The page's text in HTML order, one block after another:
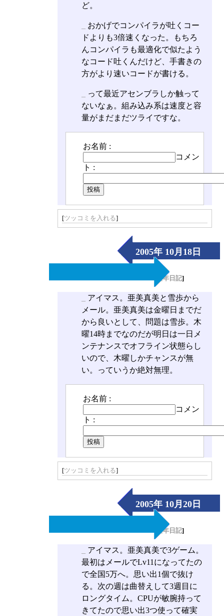
ど。
おかげでコンパイラが吐くコー
ドよりも3倍速くなった。もちろ
んコンパイラも最適化で似たよう
なコード吐くんだけど、手書きの
方がより速いコードが書ける。
って最近アセンブラしか触って
ないなぁ。組み込み系は速度と容
量がまだまだツライですな。
お名前 :
コメン
ト :
[ツッコミを入れる]
2005年 10月18日
（Tue）
長年日記]
アイマス。亜美真美と雪歩から
メール。亜美真美は金曜日までだ
から良いとして、問題は雪歩。木
曜14時までなのだが明日は一日メ
ンテナンスでオフライン状態らし
いので、木曜しかチャンスが無
い。っていうか絶対無理。
お名前 :
コメン
ト :
[ツッコミを入れる]
2005年 10月20日
（Thu）
長年日記]
アイマス。亜美真美で3ゲーム。
最初はメールでLv11になってたの
で全国5万へ。思い出1個で抜け
る。次の週は曲替えして3週目に
ロングタイム。CPUが敏腕持って
きてたので思い出3つ使って確実